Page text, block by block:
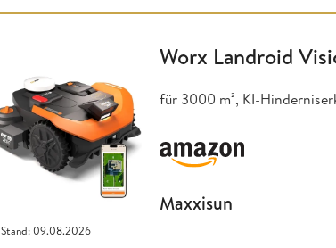
Stand: 09.08.2026
Worx Landroid
für 3000 m², KI-
Maxxisun